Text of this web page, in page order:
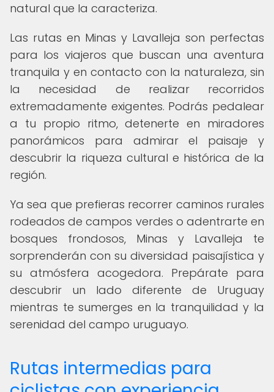
natural que la caracteriza.
Las rutas en Minas y Lavalleja son perfectas
para los viajeros que buscan una aventura
tranquila y en contacto con la naturaleza, sin
la necesidad de realizar recorridos
extremadamente exigentes. Podrás pedalear
a tu propio ritmo, detenerte en miradores
panorámicos para admirar el paisaje y
descubrir la riqueza cultural e histórica de la
región.
Ya sea que prefieras recorrer caminos rurales
rodeados de campos verdes o adentrarte en
bosques frondosos, Minas y Lavalleja te
sorprenderán con su diversidad paisajística y
su atmósfera acogedora. Prepárate para
descubrir un lado diferente de Uruguay
mientras te sumerges en la tranquilidad y la
serenidad del campo uruguayo.
Rutas intermedias para